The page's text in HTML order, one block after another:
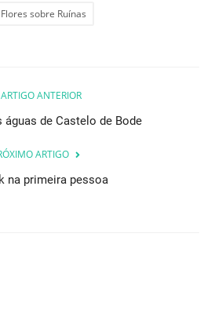
Flores sobre Ruínas
ARTIGO ANTERIOR
águas de Castelo de Bode
ARTIGO
na primeira pessoa